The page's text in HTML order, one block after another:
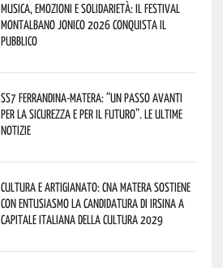
Musica, emozioni e solidarietà: il Festival
Montalbano Jonico 2026 conquista il
pubblico
SS7 Ferrandina-Matera: “Un passo avanti
per la sicurezza e per il futuro”. Le ultime
notizie
Cultura e Artigianato: CNA Matera sostiene
con entusiasmo la candidatura di Irsina a
Capitale Italiana della Cultura 2029